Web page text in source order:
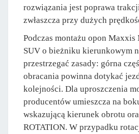
rozwiązania jest poprawa
zwłaszcza przy dużych
Podczas montażu opon
SUV o bieżniku kierunkowym
przestrzegać zasady: górna
obracania powinna dotykać
kolejności. Dla uproszczenia
producentów umieszcza na
wskazującą kierunek obrotu
ROTATION. W przypadku